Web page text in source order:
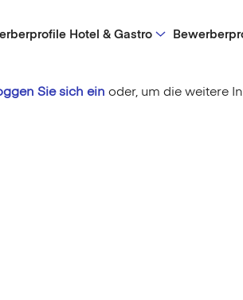
Hotel & Gastro
Sie sich ein oder, um die weitere